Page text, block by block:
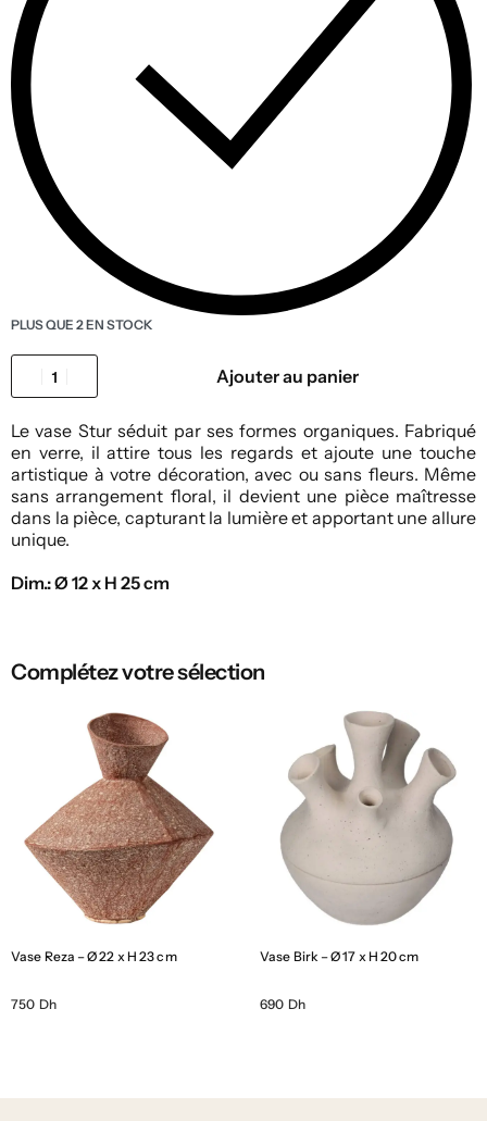
PLUS QUE 2 EN STOCK
Ajouter au panier
Le vase Stur séduit par ses formes organiques. Fabriqué
en verre, il attire tous les regards et ajoute une touche
artistique à votre décoration, avec ou sans fleurs. Même
sans arrangement floral, il devient une pièce maîtresse
dans la pièce, capturant la lumière et apportant une allure
unique.
Dim.: Ø 12 x H 25 cm
Complétez votre sélection
Vase Reza – Ø 22 x H 23 cm
750 Dh
Vase Birk – Ø 17 x H 20 cm
690 Dh